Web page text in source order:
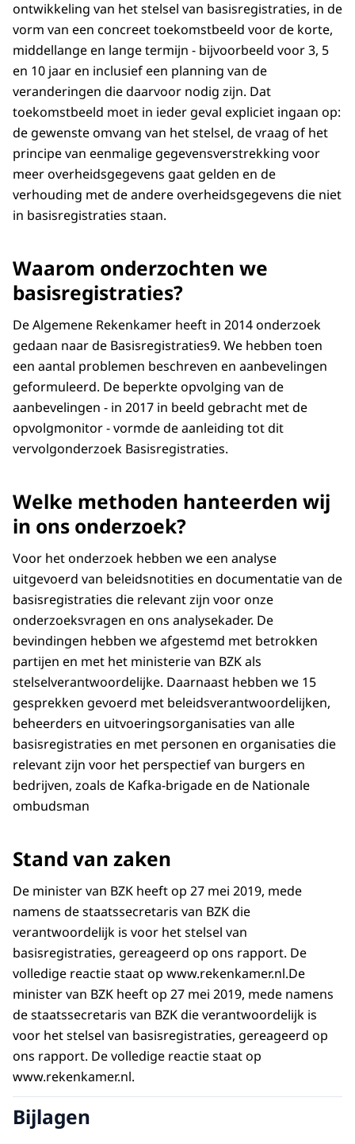
ontwikkeling van het stelsel van basisregistraties, in de
vorm van een concreet toekomstbeeld voor de korte,
middellange en lange termijn - bijvoorbeeld voor 3, 5
en 10 jaar en inclusief een planning van de
veranderingen die daarvoor nodig zijn. Dat
toekomstbeeld moet in ieder geval expliciet ingaan op:
de gewenste omvang van het stelsel, de vraag of het
principe van eenmalige gegevensverstrekking voor
meer overheidsgegevens gaat gelden en de
verhouding met de andere overheidsgegevens die niet
in basisregistraties staan.
Waarom onderzochten we
basisregistraties?
De Algemene Rekenkamer heeft in 2014 onderzoek
gedaan naar de Basisregistraties9. We hebben toen
een aantal problemen beschreven en aanbevelingen
geformuleerd. De beperkte opvolging van de
aanbevelingen - in 2017 in beeld gebracht met de
opvolgmonitor - vormde de aanleiding tot dit
vervolgonderzoek Basisregistraties.
Welke methoden hanteerden wij
in ons onderzoek?
Voor het onderzoek hebben we een analyse
uitgevoerd van beleidsnotities en documentatie van de
basisregistraties die relevant zijn voor onze
onderzoeksvragen en ons analysekader. De
bevindingen hebben we afgestemd met betrokken
partijen en met het ministerie van BZK als
stelselverantwoordelijke. Daarnaast hebben we 15
gesprekken gevoerd met beleidsverantwoordelijken,
beheerders en uitvoeringsorganisaties van alle
basisregistraties en met personen en organisaties die
relevant zijn voor het perspectief van burgers en
bedrijven, zoals de Kafka-brigade en de Nationale
ombudsman
Stand van zaken
De minister van BZK heeft op 27 mei 2019, mede
namens de staatssecretaris van BZK die
verantwoordelijk is voor het stelsel van
basisregistraties, gereageerd op ons rapport. De
volledige reactie staat op www.rekenkamer.nl.De
minister van BZK heeft op 27 mei 2019, mede namens
de staatssecretaris van BZK die verantwoordelijk is
voor het stelsel van basisregistraties, gereageerd op
ons rapport. De volledige reactie staat op
www.rekenkamer.nl.
Bijlagen